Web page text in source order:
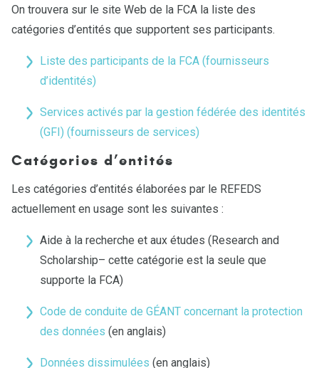
On trouvera sur le site Web de la FCA la liste des
catégories d’entités que supportent ses participants.
Liste des participants de la FCA (fournisseurs
d’identités)
Services activés par la gestion fédérée des identités
(GFI) (fournisseurs de services)
Catégories d’entités
Les catégories d’entités élaborées par le REFEDS
actuellement en usage sont les suivantes :
Aide à la recherche et aux études (Research and
Scholarship– cette catégorie est la seule que
supporte la FCA)
Code de conduite de GÉANT concernant la protection
des données (en anglais)
Données dissimulées (en anglais)